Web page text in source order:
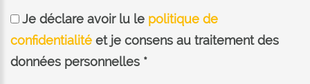
Je déclare avoir lu le politique de
confidentialité et je consens au traitement des
données personnelles *